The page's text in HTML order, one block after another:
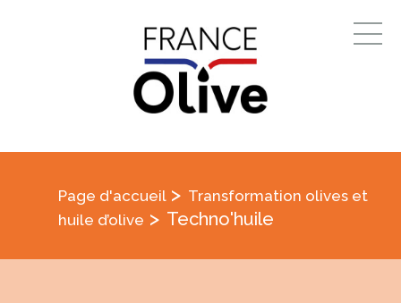
Page d'accueil > Transformation olives et
huile d’olive > Techno'huile